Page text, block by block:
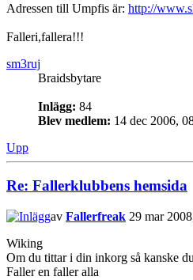
Adressen till Umpfis är: http://
Falleri,fallera!!!
sm3ruj
Braidsbytare
Inlägg: 84
Blev medlem: 14 dec 2006,
Upp
Re: Fallerklubbens hemsida
av Fallerfreak 29 mar
Wiking
Om du tittar i din inkorg så kanske
Faller en faller alla